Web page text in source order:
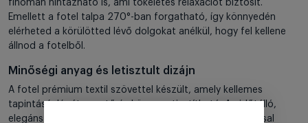
finoman hintázható is, ami tökéletes relaxációt biztosít.
Emellett a fotel talpa 270°-ban forgatható, így könnyedén
elérheted a körülötted lévő dolgokat anélkül, hogy fel kellene
állnod a fotelből.
Minőségi anyag és letisztult dizájn
A fotel prémium textil szövettel készült, amely kellemes
tapintású, légáteresztő és könnyen tisztítható. Az időtálló,
elegáns megjelenés szinte minden lakberendezési stílussal